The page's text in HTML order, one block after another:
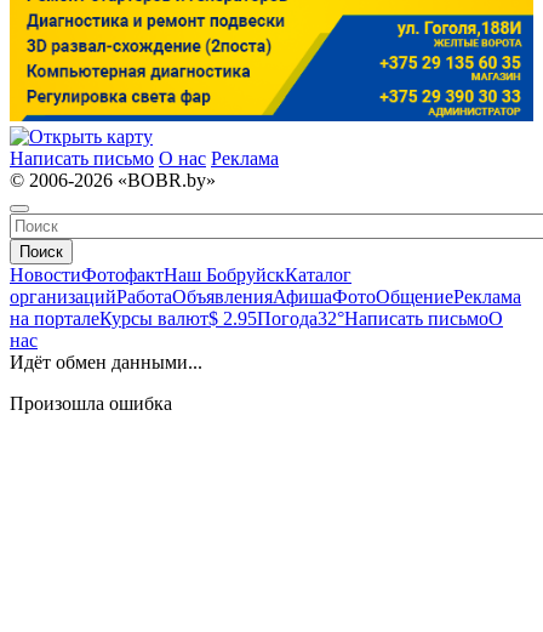
Написать письмо О нас Реклама
© 2006-2026 «BOBR.by»
Поиск
НовостиФотофактНаш БобруйскКаталог
организацийРаботаОбъявленияАфишаФотоОбщениеРеклама
на порталеКурсы валют$ 2.95Погода32°Написать письмоО
нас
Идёт обмен данными...
Произошла ошибка